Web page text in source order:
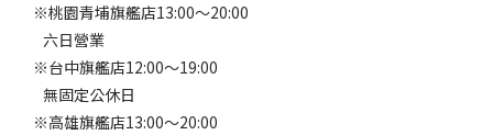
※桃園青埔旗艦店13:00～20:00
六日營業
※台中旗艦店12:00～19:00
無固定公休日
※高雄旗艦店13:00～20:00